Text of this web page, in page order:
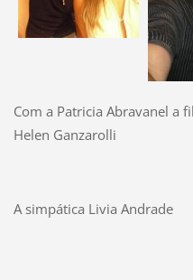
Com a Patricia Abravanel a
Helen Ganzarolli
A simpática Livia Andrade